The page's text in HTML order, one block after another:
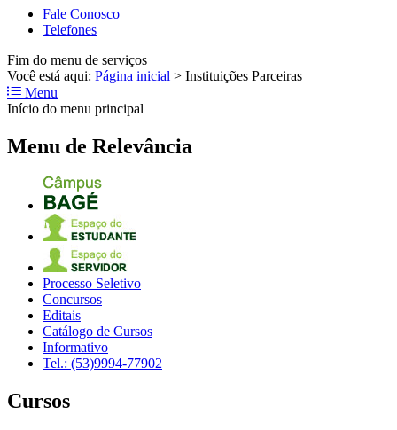
Fale Conosco
Telefones
Fim do menu de serviços
Você está aqui: Página inicial > Instituições Parceiras
Menu
Início do menu principal
Menu de Relevância
Processo Seletivo
Concursos
Editais
Catálogo de Cursos
Informativo
Tel.: (53)9994-77902
Cursos